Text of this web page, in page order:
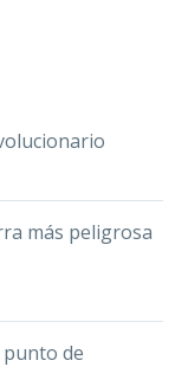
más peligrosa
punto de